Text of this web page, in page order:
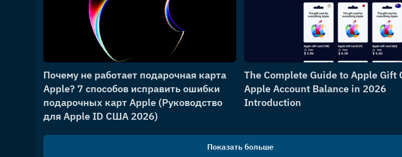
Почему не работает подарочная карта
Apple? 7 способов исправить ошибки
подарочных карт Apple (Руководство
для Apple ID США 2026)
The Complete Guide to Apple Gift
Apple Account Balance in 2026
Introduction
Показать больше